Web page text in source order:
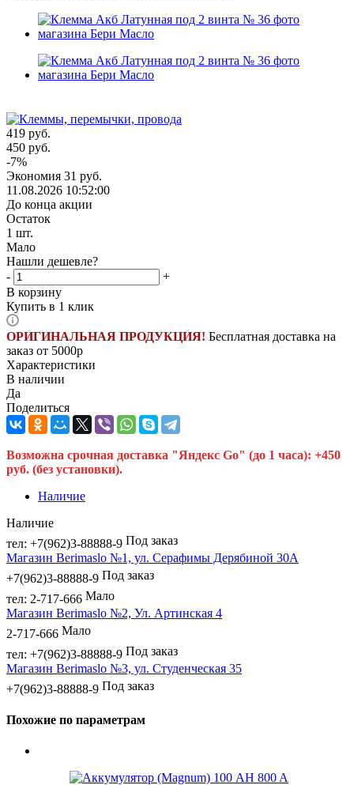
419 руб.
450 руб.
-7%
Экономия 31 руб.
11.08.2026 10:52:00
До конца акции
Остаток
1 шт.
Мало
Нашли дешевле?
-
+
В корзину
Купить в 1 клик
ОРИГИНАЛЬНАЯ ПРОДУКЦИЯ! Бесплатная доставка на
заказ от 5000р
Характеристики
В наличии
Да
Поделиться
Возможна срочная доставка "Яндекс Go" (до 1 часа): +450
руб. (без установки).
Наличие
Наличие
тел: +7(962)3-88888-9 Под заказ
Магазин Berimaslo №1, ул. Серафимы Дерябиной 30А
+7(962)3-88888-9 Под заказ
тел: 2-717-666 Мало
Магазин Berimaslo №2, Ул. Артинская 4
2-717-666 Мало
тел: +7(962)3-88888-9 Под заказ
Магазин Berimaslo №3, ул. Студенческая 35
+7(962)3-88888-9 Под заказ
Похожие по параметрам